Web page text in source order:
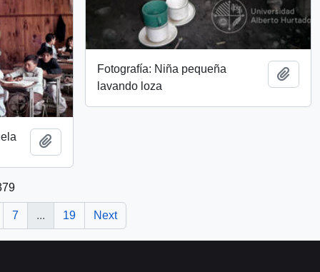
Fotografía: Niña pequeña
lavando loza
Add
Add to clipboard
7 ... 19 Next